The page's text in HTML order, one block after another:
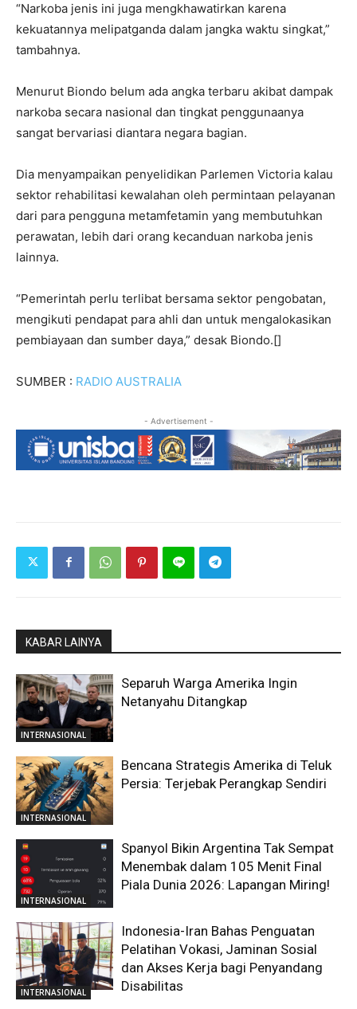
“Narkoba jenis ini juga mengkhawatirkan karena
kekuatannya melipatganda dalam jangka waktu singkat,”
tambahnya.
Menurut Biondo belum ada angka terbaru akibat dampak
narkoba secara nasional dan tingkat penggunaanya
sangat bervariasi diantara negara bagian.
Dia menyampaikan penyelidikan Parlemen Victoria kalau
sektor rehabilitasi kewalahan oleh permintaan pelayanan
dari para pengguna metamfetamin yang membutuhkan
perawatan, lebih dari orang kecanduan narkoba jenis
lainnya.
“Pemerintah perlu terlibat bersama sektor pengobatan,
mengikuti pendapat para ahli dan untuk mengalokasikan
pembiayaan dan sumber daya,” desak Biondo.[]
SUMBER : RADIO AUSTRALIA
- Advertisement -
KABAR LAINYA
INTERNASIONAL
Separuh Warga Amerika Ingin
Netanyahu Ditangkap
INTERNASIONAL
Bencana Strategis Amerika di Teluk
Persia: Terjebak Perangkap Sendiri
INTERNASIONAL
Spanyol Bikin Argentina Tak Sempat
Menembak dalam 105 Menit Final
Piala Dunia 2026: Lapangan Miring!
INTERNASIONAL
Indonesia-Iran Bahas Penguatan
Pelatihan Vokasi, Jaminan Sosial
dan Akses Kerja bagi Penyandang
Disabilitas